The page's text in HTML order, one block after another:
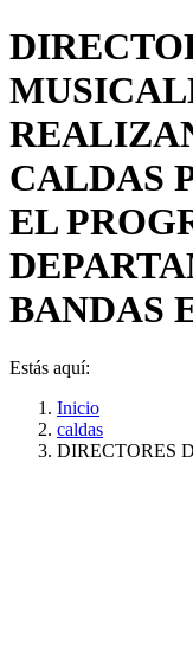
CALDAS
EL
BANDAS
Estás aquí:
Inicio
caldas
DIRECTORES